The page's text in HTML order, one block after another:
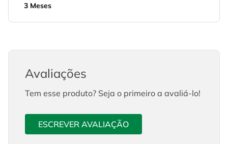
3 Meses
Avaliações
Tem esse produto? Seja o primeiro a avaliá-lo!
ESCREVER AVALIAÇÃO